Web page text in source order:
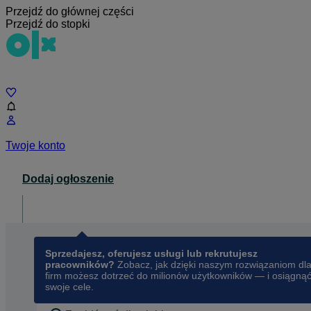
Przejdź do głównej części
Przejdź do stopki
Twoje konto
Dodaj ogłoszenie
Sprzedajesz, oferujesz usługi lub rekrutujesz
pracowników? Zobacz, jak dzięki naszym rozwiązaniom dla
firm możesz dotrzeć do milionów użytkowników — i osiągnąć
swoje cele.